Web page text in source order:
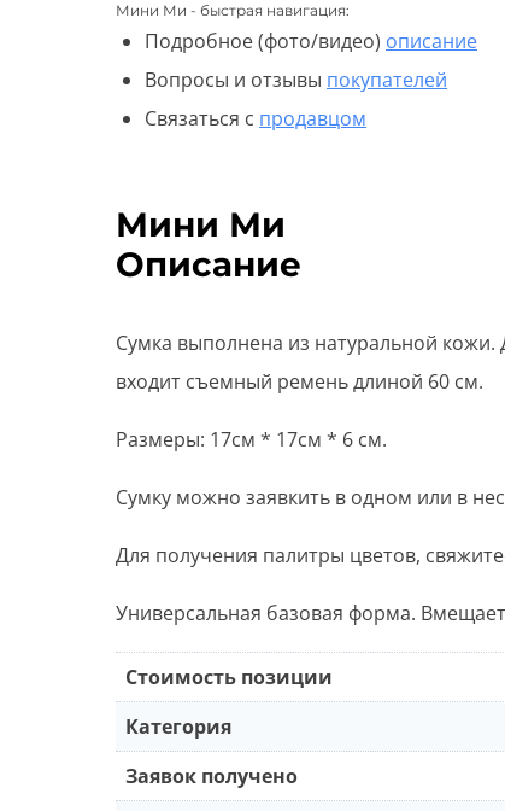
Мини Ми - быстрая навигация:
Подробное (фото/видео) описание
Вопросы и отзывы покупателей
Связаться с продавцом
Мини Ми
Описание
Сумка выполнена из натуральной
входит съемный ремень длиной 60 см.
Размеры: 17см * 17см * 6 см.
Сумку можно заявкить в одном или в
Для получения палитры цветов,
Универсальная базовая форма.
Стоимость позиции
Категория
Заявок получено